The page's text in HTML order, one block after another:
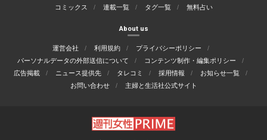
コミックス
連載一覧 タグ一覧 無料占い
About us
運営会社 利用規約
プライバシーポリシー
パーソナルデータの外部送信について
コンテンツ制作・編集ポリシー
広告掲載
ニュース提供先 タレコミ 採用情報
お知らせ一覧
お問い合わせ
主婦と生活社公式サイト